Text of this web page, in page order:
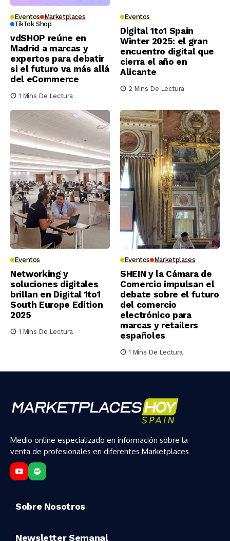
Eventos Marketplaces
TikTok Shop
vdSHOP reúne en
Madrid a marcas y
expertos para debatir
si el futuro va más allá
del eCommerce
1 Mins De Lectura
Eventos
Digital 1to1 Spain
Winter 2025: el gran
encuentro digital que
cierra el año en
Alicante
2 Mins De Lectura
Eventos
Networking y
soluciones digitales
brillan en Digital 1to1
South Europe Edition
2025
1 Mins De Lectura
Eventos Marketplaces
SHEIN y la Cámara de
Comercio impulsan el
debate sobre el futuro
del comercio
electrónico para
marcas y retailers
españoles
1 Mins De Lectura
Medio online especializado en información sobre la
venta de profesionales en diferentes Marketplaces
Sobre Nosotros
Newsletter Semanal